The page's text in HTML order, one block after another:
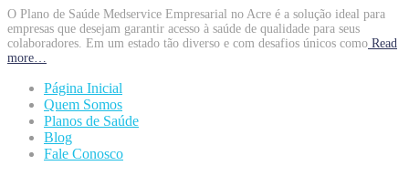
O Plano de Saúde Medservice Empresarial no Acre é a solução ideal para
empresas que desejam garantir acesso à saúde de qualidade para seus
colaboradores. Em um estado tão diverso e com desafios únicos como Read
more…
Página Inicial
Quem Somos
Planos de Saúde
Blog
Fale Conosco